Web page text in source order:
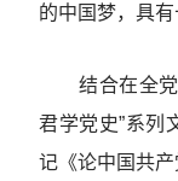
的中国梦，具有
结合在全党
君学党史”系列
记《论中国共产